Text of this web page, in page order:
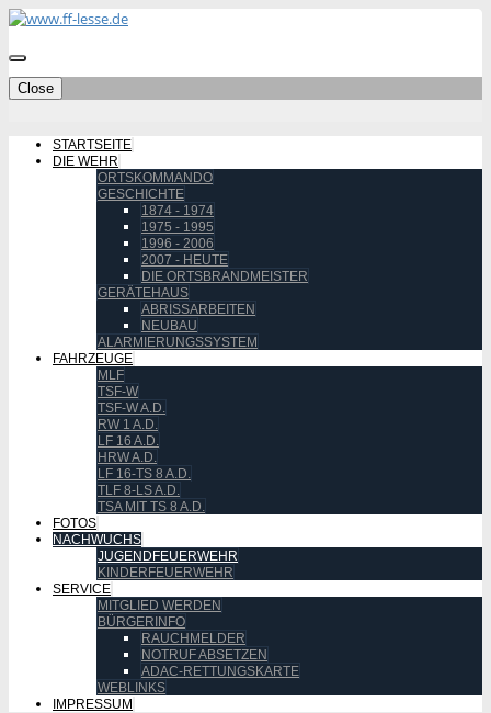
Close
STARTSEITE
DIE WEHR
ORTSKOMMANDO
GESCHICHTE
1874 - 1974
1975 - 1995
1996 - 2006
2007 - HEUTE
DIE ORTSBRANDMEISTER
GERÄTEHAUS
ABRISSARBEITEN
NEUBAU
ALARMIERUNGSSYSTEM
FAHRZEUGE
MLF
TSF-W
TSF-W A.D.
RW 1 A.D.
LF 16 A.D.
HRW A.D.
LF 16-TS 8 A.D.
TLF 8-LS A.D.
TSA MIT TS 8 A.D.
FOTOS
NACHWUCHS
JUGENDFEUERWEHR
KINDERFEUERWEHR
SERVICE
MITGLIED WERDEN
BÜRGERINFO
RAUCHMELDER
NOTRUF ABSETZEN
ADAC-RETTUNGSKARTE
WEBLINKS
IMPRESSUM